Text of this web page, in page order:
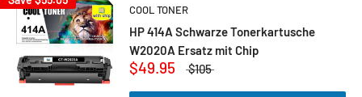
COOL TONER
HP 414A Schwarze Tonerkartusche
W2020A Ersatz mit Chip
$49.95 $105